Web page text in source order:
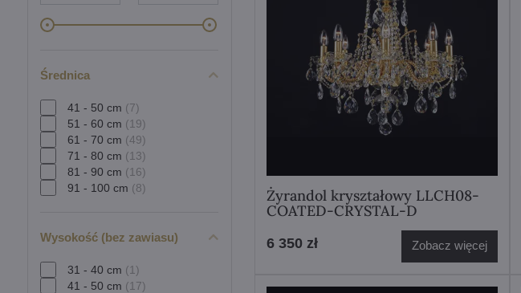
Żyrandol kryształowy LLCH08-
COATED-CRYSTAL-D
6 350 zł Zobacz więcej
Średnica
41 - 50 cm (7)
51 - 60 cm (19)
61 - 70 cm (49)
71 - 80 cm (13)
81 - 90 cm (16)
91 - 100 cm (8)
Wysokość (bez zawiasu)
31 - 40 cm (1)
41 - 50 cm (17)